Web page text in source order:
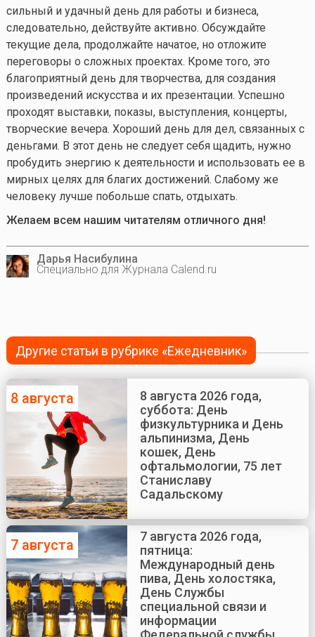
сильный и удачный день для работы и бизнеса,
следовательно, действуйте активно. Обсуждайте
текущие дела, продолжайте начатое, но отложите
переговоры о сложных проектах. Кроме того, это
благоприятный день для творчества, для создания
произведений искусства и их презентации. Успешно
проходят выставки, показы, выступления, концерты,
творческие вечера. Хороший день для дел, связанных с
деньгами. В этот день не следует себя щадить, нужно
пробудить энергию к деятельности и использовать ее в
мирных целях для благих достижений. Слабому же
человеку лучше побольше спать, отдыхать.
Желаем всем нашим читателям отличного дня!
Дарья Насибулина
Специально для Журнала Calend.ru
Другие статьи в рубрике «Ежедневник»
8 августа
8 августа 2026 года,
суббота: День
физкультурника и День
альпинизма, День
кошек, День
офтальмологии, 75 лет
Станиславу
Садальскому
7 августа
7 августа 2026 года,
пятница:
Международный день
пива, День холостяка,
День Службы
специальной связи и
информации